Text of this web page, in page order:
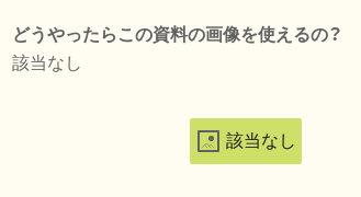
どうやったらこの資料の画像を使えるの？
該当なし
該当なし